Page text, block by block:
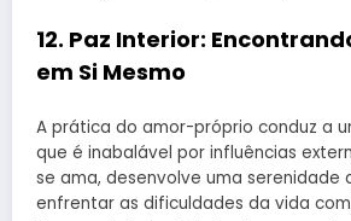
12. Paz Interior:
em Si Mesmo
A prática do amor-próprio conduz a
que é inabalável por influências
se ama, desenvolve uma serenidade
enfrentar as dificuldades da vida